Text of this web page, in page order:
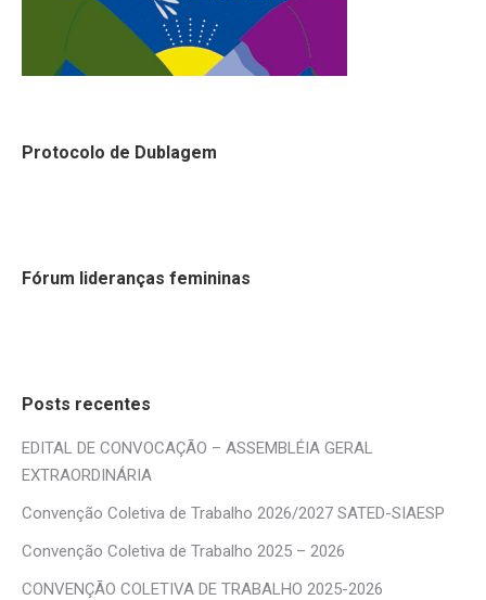
Protocolo de Dublagem
Fórum lideranças femininas
Posts recentes
EDITAL DE CONVOCAÇÃO – ASSEMBLÉIA GERAL
EXTRAORDINÁRIA
Convenção Coletiva de Trabalho 2026/2027 SATED-SIAESP
Convenção Coletiva de Trabalho 2025 – 2026
CONVENÇÃO COLETIVA DE TRABALHO 2025-2026